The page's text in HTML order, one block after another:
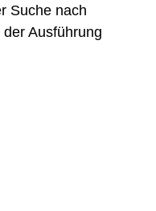
Suche nach
Ausführung